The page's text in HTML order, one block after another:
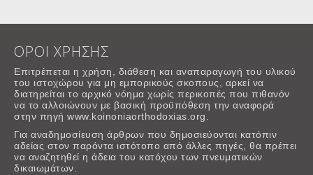
ΟΡΟΙ ΧΡΗΣΗΣ
Επιτρέπεται η χρήση, διάθεση και αναπαραγωγή του υλικού
του ιστοχώρου για μη εμπορικούς σκοπους, αρκεί να
διατηρείται το αρχικό νόημα χωρίς περικοπές που πιθανόν
να το αλλοιώνουν με βασική προϋπόθεση την αναφορά
στην πηγή www.koinoniaorthodoxias.org.
Για αναδημοσίευση άρθρων που δημοσιεύονται κατόπιν
αδείας στον παρόντα ιστότοπο από άλλες πηγές, θα πρέπει
να αναζητηθεί η άδεια του κατόχου των πνευματικών
δικαιωμάτων.